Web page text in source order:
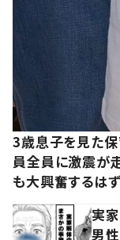
3歳息子を見た保
員全員に激震が
も大興奮するはず
実
男